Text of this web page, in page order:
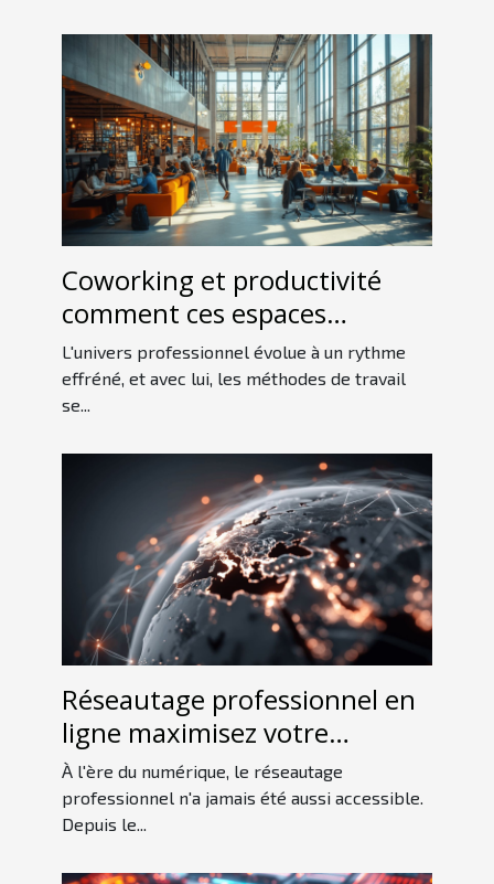
Coworking et productivité
comment ces espaces
révolutionnent le travail
indépendant
L'univers professionnel évolue à un rythme
effréné, et avec lui, les méthodes de travail
se...
Réseautage professionnel en
ligne maximisez votre
visibilité sans quitter votre
domicile
À l'ère du numérique, le réseautage
professionnel n'a jamais été aussi accessible.
Depuis le...